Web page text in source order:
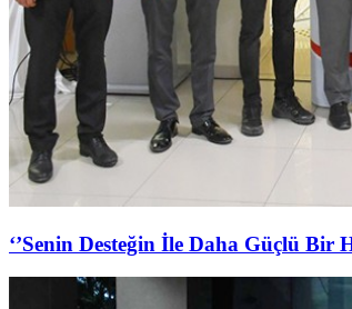
‘’Senin Desteğin İle Daha Güçlü Bir